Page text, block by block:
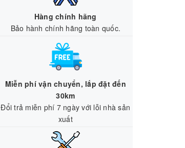
Hàng chính hãng
Bảo hành chính hãng toàn quốc.
Miễn phí vận chuyển, lắp đặt đến
30km
Đổi trả miễn phí 7 ngày với lỗi nhà sản
xuất